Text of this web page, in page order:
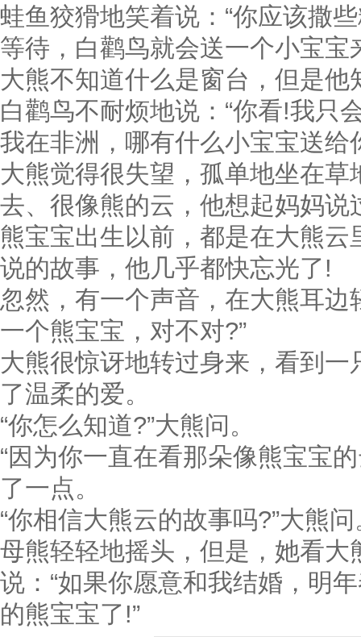
蛙鱼狡猾地笑着说：“你应该撒
等待，白鹳鸟就会送一个小宝宝
大熊不知道什么是窗台，但是
白鹳鸟不耐烦地说：“你看!我只
我在非洲，哪有什么小宝宝送给
大熊觉得很失望，孤单地坐在
去、很像熊的云，他想起妈妈
熊宝宝出生以前，都是在大熊
说的故事，他几乎都快忘光了!
忽然，有一个声音，在大熊耳边
一个熊宝宝，对不对?”
大熊很惊讶地转过身来，看到
了温柔的爱。
“你怎么知道?”大熊问。
“因为你一直在看那朵像熊宝宝
了一点。
“你相信大熊云的故事吗?”大熊问
母熊轻轻地摇头，但是，她看
说：“如果你愿意和我结婚，明
的熊宝宝了!”